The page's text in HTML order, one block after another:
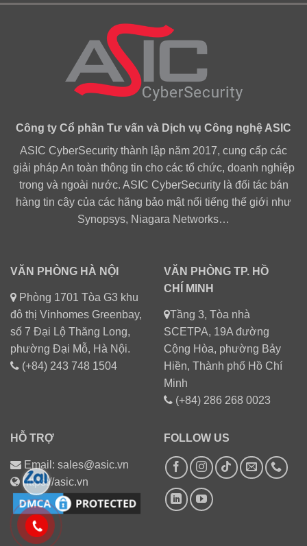
Công ty Cổ phần Tư vấn và Dịch vụ Công nghệ ASIC
ASIC CyberSecurity thành lập năm 2017, cung cấp các
giải pháp An toàn thông tin cho các tổ chức, doanh nghiệp
trong và ngoài nước. ASIC CyberSecurity là đối tác bán
hàng tin cậy của các hãng bảo mật nổi tiếng thế giới như
Synopsys, Niagara Networks…
VĂN PHÒNG HÀ NỘI
Phòng 1701 Tòa G3 khu
đô thị Vinhomes Greenbay,
số 7 Đại Lộ Thăng Long,
phường Đại Mỗ, Hà Nội.
(+84) 243 748 1504
VĂN PHÒNG TP. HỒ
CHÍ MINH
Tầng 3, Tòa nhà
SCETPA, 19A đường
Cộng Hòa, phường Bảy
Hiền, Thành phố Hồ Chí
Minh
(+84) 286 268 0023
HỖ TRỢ
Email: sales@asic.vn
https://asic.vn
FOLLOW US